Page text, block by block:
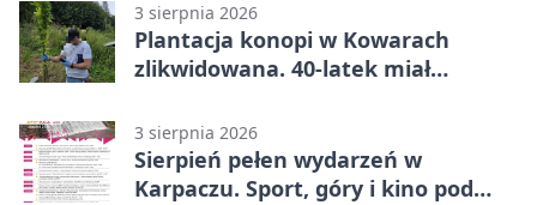
3 sierpnia 2026
Plantacja konopi w Kowarach
zlikwidowana. 40-latek miał
3 sierpnia 2026
Sierpień pełen wydarzeń w
Karpaczu. Sport, góry i kino pod